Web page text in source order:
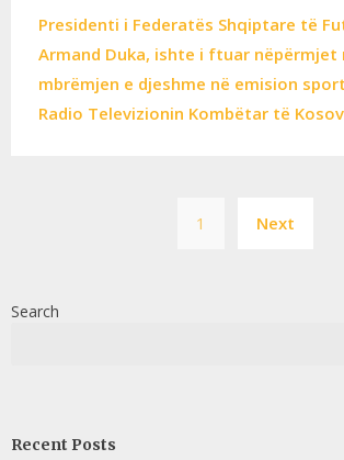
Presidenti i Federatës Shqiptare të
Armand Duka, ishte i ftuar nëpërmjet
mbrëmjen e djeshme në emision
Radio Televizionin Kombëtar të
1 Next
Search
Recent Posts